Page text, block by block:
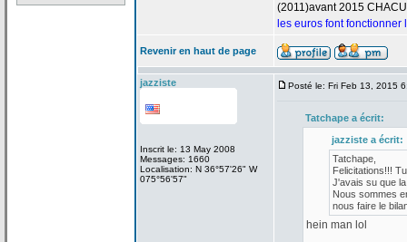
(2011)avant 2015
les euros font fonctionner
Revenir en haut de page
jazziste
Inscrit le: 13 May 2008
Messages: 1660
Localisation: N 36°57'26" W
075°56'57"
Posté le: Fri Feb 13, 2015
Tatchape a écrit:
jazziste aécrit:
Tatchape,
Felicitations!!!
J'avais su que la
Nous sommes
nous faire le
hein man lol